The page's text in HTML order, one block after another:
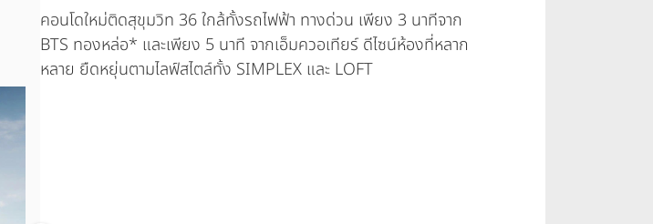
คอนโดใหม่ติดสุขุมวิท 36 ใกล้ทั้งรถไฟฟ้า ทางด่วน เพียง 3 นาทีจาก
BTS ทองหล่อ* และเพียง 5 นาที จากเอ็มควอเทียร์ ดีไซน์ห้องที่หลาก
หลาย ยืดหยุ่นตามไลฟ์สไตล์ทั้ง SIMPLEX และ LOFT